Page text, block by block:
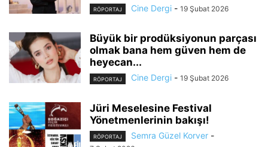
RÖPORTAJ Cine Dergi - 19 Şubat 2026
Büyük bir prodüksiyonun parçası
olmak bana hem güven hem de
heyecan...
RÖPORTAJ Cine Dergi - 19 Şubat 2026
Jüri Meselesine Festival
Yönetmenlerinin bakışı!
RÖPORTAJ Semra Güzel Korver -